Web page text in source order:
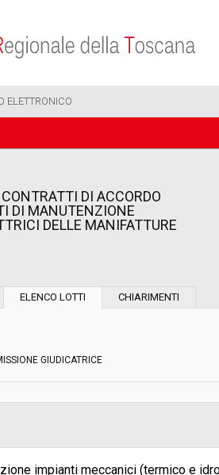
ELETTRONICO
DI ACCORDO
DI MANUTENZIONE
DELLE MANIFATTURE
Scelta del contraente:
Valore stimato della procedura:
ELENCO LOTTI CHIARIMENTI
GIUDICATRICE
impianti meccanici (termico e